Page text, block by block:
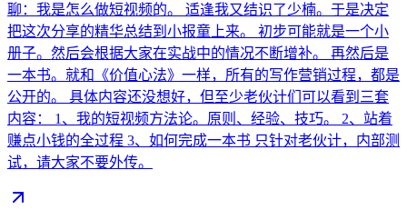
聊：我是怎么做短视频的。 适逢我又结识了少楠。于是决定
把这次分享的精华总结到小报童上来。 初步可能就是一个小
册子。然后会根据大家在实战中的情况不断增补。 再然后是
一本书。就和《价值心法》一样，所有的写作营销过程，都是
公开的。 具体内容还没想好，但至少老伙计们可以看到三套
内容： 1、我的短视频方法论。原则、经验、技巧。 2、站着
赚点小钱的全过程 3、如何完成一本书 只针对老伙计，内部测
试，请大家不要外传。